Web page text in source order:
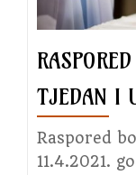
TJEDAN I
Raspored
11.4.2021.